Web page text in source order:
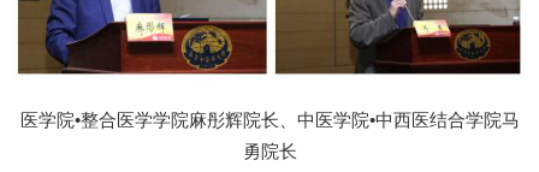
医学院•整合医学学院麻彤辉院长 中医学院•中西医结合学院马
勇 院长